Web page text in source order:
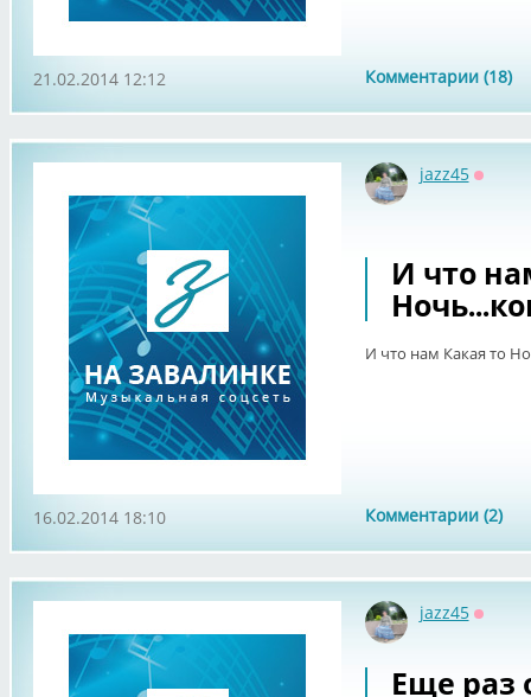
Комментарии (18)
21.02.2014 12:12
jazz45
И что
И что нам Какая то
Комментарии (2)
16.02.2014 18:10
jazz45
Еще раз